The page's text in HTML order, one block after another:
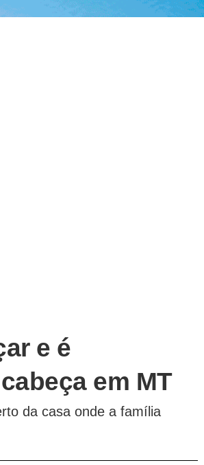
e é
em MT
da casa onde a família